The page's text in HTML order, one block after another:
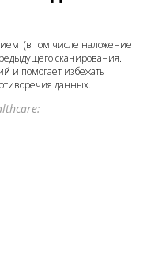
(в том числе наложение
сканирования.
и помогает избежать
данных.